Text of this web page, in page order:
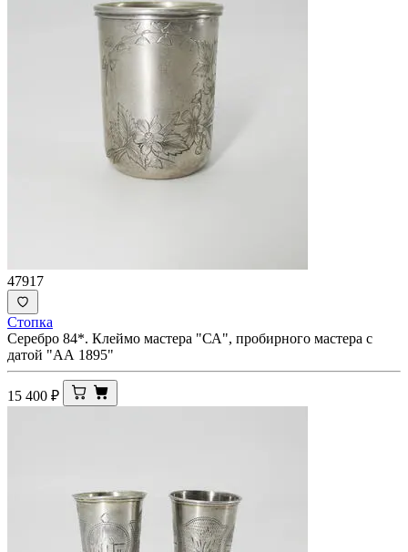
47917
Стопка
Серебро 84*. Клеймо мастера "СА", пробирного мастера с
датой "АА 1895"
15 400 ₽